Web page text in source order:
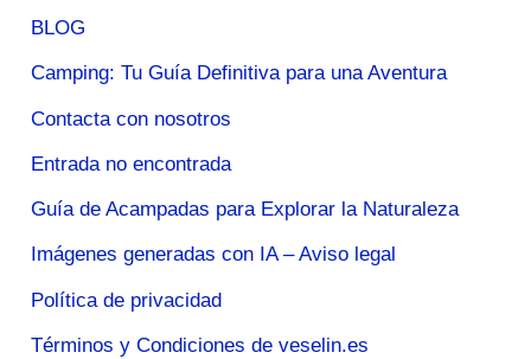
BLOG
Camping: Tu Guía Definitiva para una Aventura
Contacta con nosotros
Entrada no encontrada
Guía de Acampadas para Explorar la Naturaleza
Imágenes generadas con IA – Aviso legal
Política de privacidad
Términos y Condiciones de veselin.es